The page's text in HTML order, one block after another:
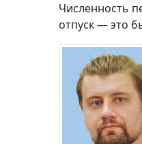
Численность
отпуск — это